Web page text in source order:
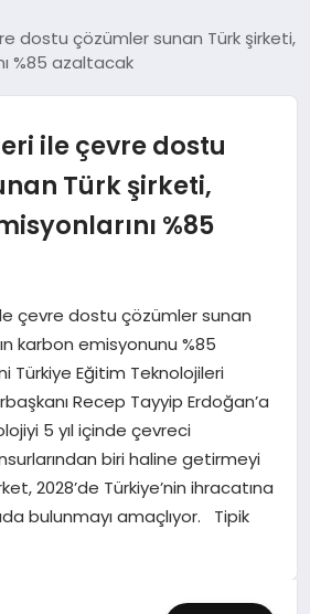
dostu çözümler sunan Türk şirketi,
%85 azaltacak
ile çevre dostu
Türk şirketi,
%85
çevre dostu çözümler sunan
karbon emisyonunu %85
Türkiye Eğitim Teknolojileri
Recep Tayyip Erdoğan’a
5 yıl içinde çevreci
biri haline getirmeyi
2028’de Türkiye’nin ihracatına
bulunmayı amaçlıyor. Tipik